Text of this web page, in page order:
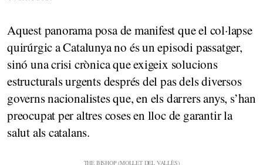
Aquest panorama posa de manifest que el col·lapse
quirúrgic a Catalunya no és un episodi passatger,
sinó una crisi crònica que exigeix solucions
estructurals urgents després del pas dels diversos
governs nacionalistes que, en els darrers anys, s’han
preocupat per altres coses en lloc de garantir la
salut als catalans.